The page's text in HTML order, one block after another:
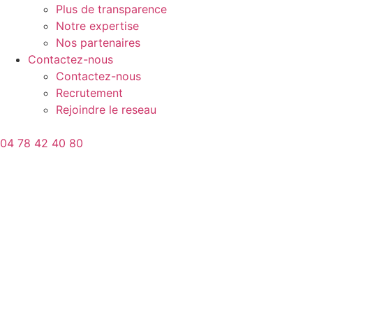
Plus de transparence
Notre expertise
Nos partenaires
Contactez-nous
Contactez-nous
Recrutement
Rejoindre le reseau
04 78 42 40 80